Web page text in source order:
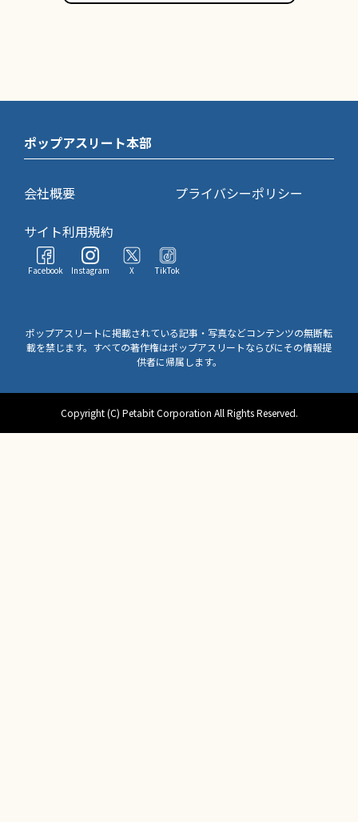
ポップアスリート本部
会社概要
プライバシーポリシー
サイト利用規約
Facebook Instagram X TikTok
ポップアスリートに掲載されている記事・写真などコンテンツの無断転
載を禁じます。すべての著作権はポップアスリートならびにその情報提
供者に帰属します。
Copyright (C) Petabit Corporation All Rights Reserved.